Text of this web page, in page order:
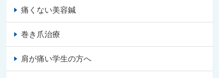
痛くない美容鍼
巻き爪治療
肩が痛い学生の方へ